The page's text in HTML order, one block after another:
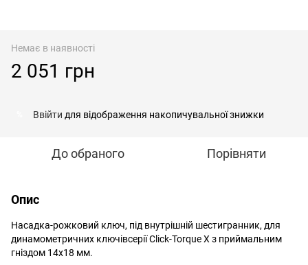
Немає в наявності
2 051 грн
Ввійти для відображення накопичувальної знижки
До обраного Порівняти
Опис
Насадка-рожковий ключ, під внутрішній шестигранник, для
динамометричних ключівсерії Click-Torque X з приймальним
гніздом 14x18 мм.